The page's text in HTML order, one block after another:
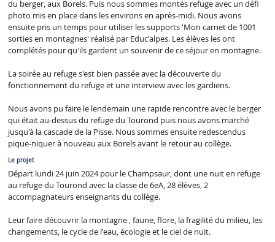
du berger, aux Borels. Puis nous sommes montés refuge avec un défi
photo mis en place dans les environs en après-midi. Nous avons
ensuite pris un temps pour utiliser les supports 'Mon carnet de 1001
sorties en montagnes' réalisé par Educ'alpes. Les élèves les ont
complétés pour qu'ils gardent un souvenir de ce séjour en montagne.
La soirée au refuge s'est bien passée avec la découverte du
fonctionnement du refuge et une interview avec les gardiens.
Nous avons pu faire le lendemain une rapide rencontre avec le berger
qui était au-dessus du refuge du Tourond puis nous avons marché
jusqu'à la cascade de la Pisse. Nous sommes ensuite redescendus
pique-niquer à nouveau aux Borels avant le retour au collège.
Le projet
Départ lundi 24 juin 2024 pour le Champsaur, dont une nuit en refuge
au refuge du Tourond avec la classe de 6eA, 28 élèves, 2
accompagnateurs enseignants du collège.
Leur faire découvrir la montagne , faune, flore, la fragilité du milieu, les
changements, le cycle de l'eau, écologie et le ciel de nuit.